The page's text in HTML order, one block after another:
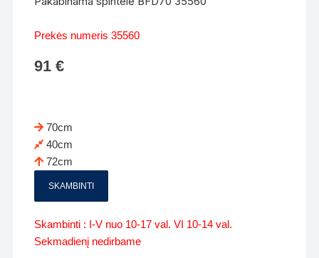
Prekės numeris 35560
91€
70cm
40cm
72cm
SKAMBINTI
Skambinti : I-V nuo 10-17 val. VI 10-14 val.
Sekmadienį nedirbame